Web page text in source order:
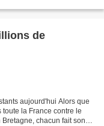
de
aujourd'hui Alors que
la France contre le
chacun fait son